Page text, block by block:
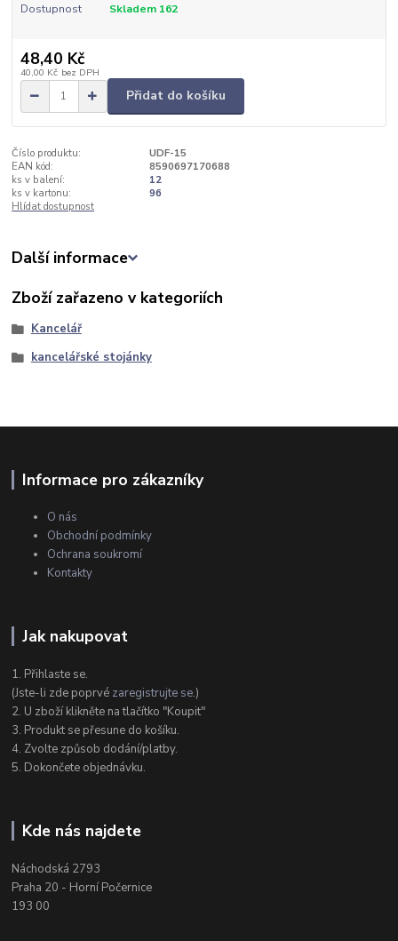
Dostupnost Skladem 162
48,40 Kč
40,00 Kč bez DPH
Přidat do košíku
Číslo produktu:
UDF-15
EAN kód:
8590697170688
ks v balení:
12
ks v kartonu:
96
Hlídat dostupnost
Další informace
Zboží zařazeno v kategoriích
Kancelář
kancelářské stojánky
Informace pro zákazníky
O nás
Obchodní podmínky
Ochrana soukromí
Kontakty
Jak nakupovat
1. Přihlaste se.
(Jste-li zde poprvé zaregistrujte se.)
2. U zboží klikněte na tlačítko "Koupit"
3. Produkt se přesune do košíku.
4. Zvolte způsob dodání/platby.
5. Dokončete objednávku.
Kde nás najdete
Náchodská 2793
Praha 20 - Horní Počernice
193 00